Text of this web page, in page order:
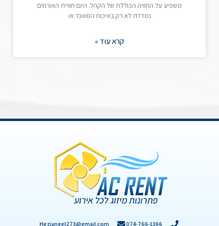
משפיע על החוויה הכוללת של הקהל. היום חוויית האורחים
נמדדת לא רק באיכות הסאונד או
קרא עוד »
074-766-1366
Heziangel273@gmail.com